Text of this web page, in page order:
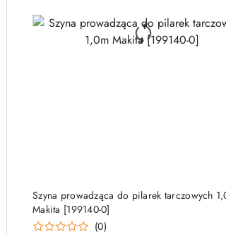
Szyna prowadząca do pilarek tarczowych
Makita [199140-0]
(0)
DO KOSZYKA